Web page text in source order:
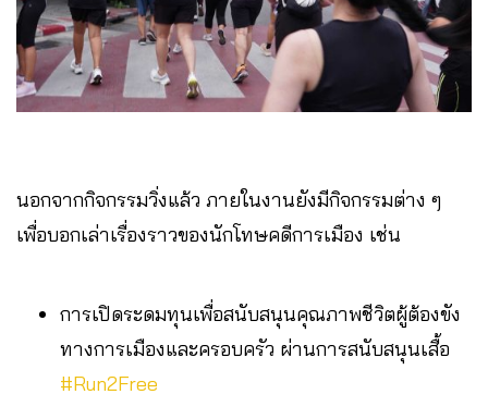
นอกจากกิจกรรมวิ่งแล้ว ภายในงานยังมีกิจกรรมต่าง ๆ
เพื่อบอกเล่าเรื่องราวของนักโทษคดีการเมือง เช่น
การเปิดระดมทุนเพื่อสนับสนุนคุณภาพชีวิตผู้ต้องขัง
ทางการเมืองและครอบครัว ผ่านการสนับสนุนเสื้อ
#Run2Free